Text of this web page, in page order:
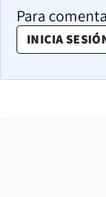
Para
INICIA